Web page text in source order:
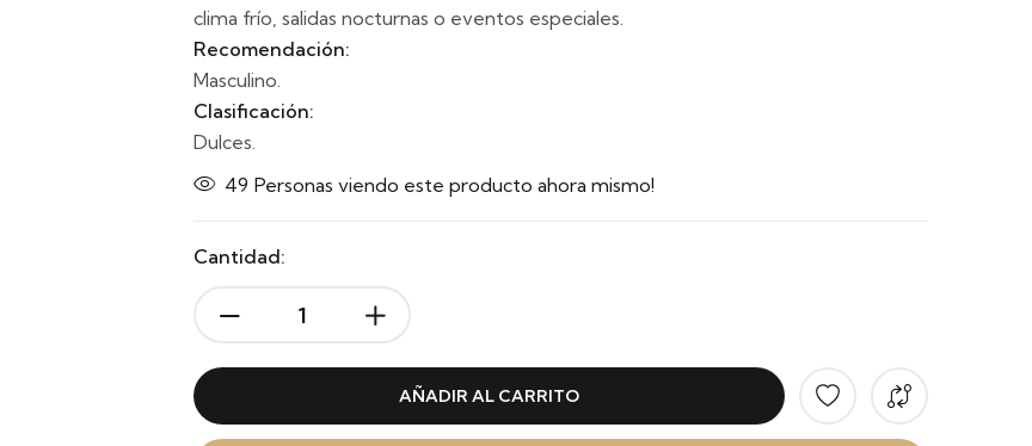
clima frío, salidas nocturnas o eventos especiales.
Recomendación:
Masculino.
Clasificación:
Dulces.
49 Personas viendo este producto ahora mismo!
Cantidad:
AÑADIR AL CARRITO